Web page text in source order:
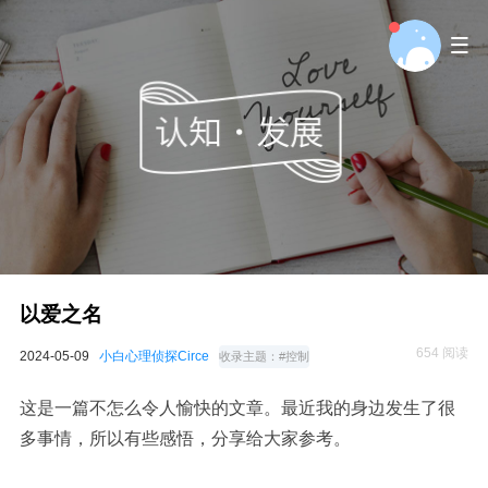
以爱之名
2024-05-09 小白心理侦探Circe 收录主题： #控制 654 阅读
这是一篇不怎么令人愉快的文章。最近我的身边发生了很
多事情，所以有些感悟，分享给大家参考。